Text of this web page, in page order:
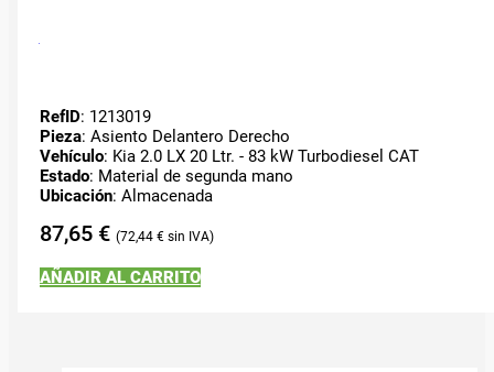
RefID: 1213019
Pieza: Asiento Delantero Derecho
Vehículo: Kia 2.0 LX 20 Ltr. - 83 kW Turbodiesel CAT
Estado: Material de segunda mano
Ubicación: Almacenada
87,65 € 72,44 €
AÑADIR AL CARRITO